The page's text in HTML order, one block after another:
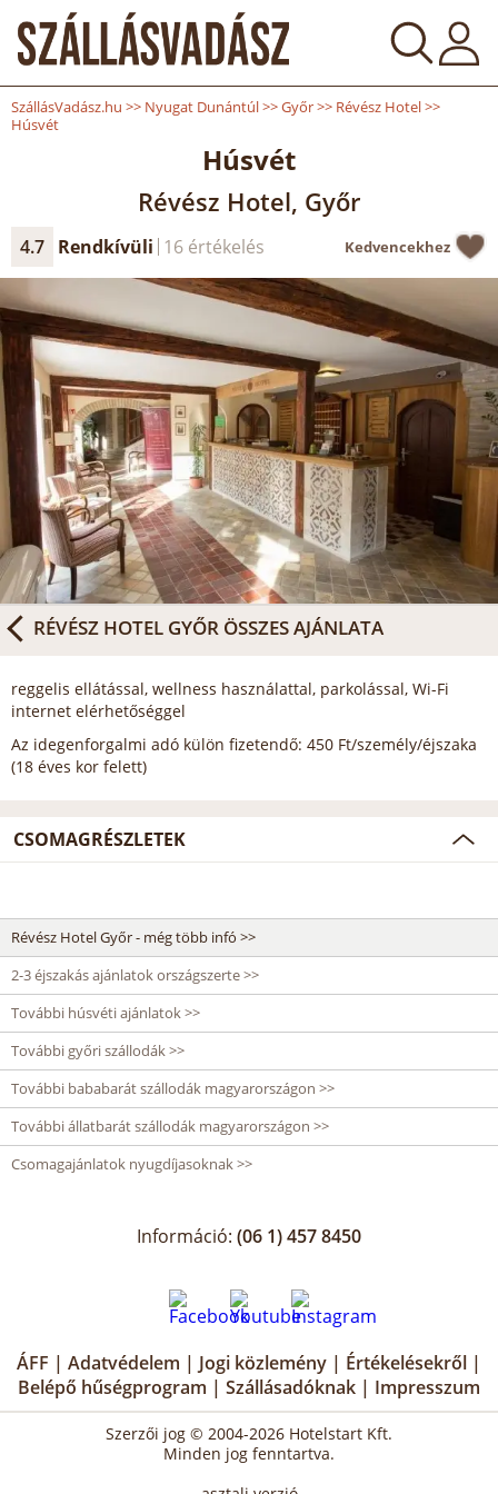
SzállásVadász.hu >> Nyugat Dunántúl>>Győr>> Révész Hotel>>
Húsvét
Húsvét
Révész Hotel, Győr
4.7 Rendkívüli 16 értékelés Kedvencekhez
RÉVÉSZ HOTEL GYŐR ÖSSZES AJÁNLATA
reggelis ellátással, wellness használattal, parkolással, Wi-Fi
internet elérhetőséggel
Az idegenforgalmi adó külön fizetendő: 450 Ft/személy/éjszaka
(18 éves kor felett)
CSOMAGRÉSZLETEK
Révész Hotel Győr - még több infó >>
2-3 éjszakás ajánlatok országszerte >>
További húsvéti ajánlatok >>
További győri szállodák >>
További bababarát szállodák magyarországon >>
További állatbarát szállodák magyarországon >>
Csomagajánlatok nyugdíjasoknak >>
Információ: (06 1) 457 8450
ÁFF | Adatvédelem | Jogi közlemény | Értékelésekről |
Belépő hűségprogram | Szállásadóknak | Impresszum
Szerzői jog © 2004-2026 Hotelstart Kft.
Minden jog fenntartva.